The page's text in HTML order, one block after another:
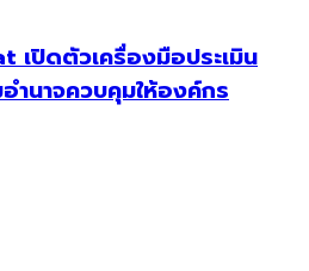
เปิดตัวเครื่องมือประเมิน
ำนาจควบคุมให้องค์กร